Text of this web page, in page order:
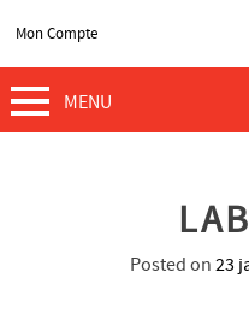
Mon Compte
MENU
Posted on 23